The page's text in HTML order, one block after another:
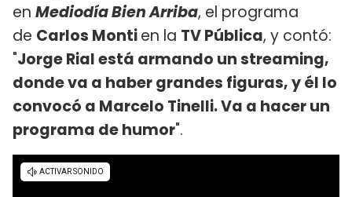
en Mediodía Bien Arriba, el programa
de Carlos Montien la TV Pública, y contó:
"Jorge Rial está armando un streaming,
donde va a haber grandes figuras, y él lo
convocó a Marcelo Tinelli. Va a hacer un
programa de humor".